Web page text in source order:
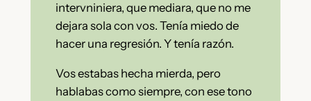
intervniniera, que mediara, que no me
dejara sola con vos. Tenía miedo de
hacer una regresión. Y tenía razón.
Vos estabas hecha mierda, pero
hablabas como siempre, con ese tono